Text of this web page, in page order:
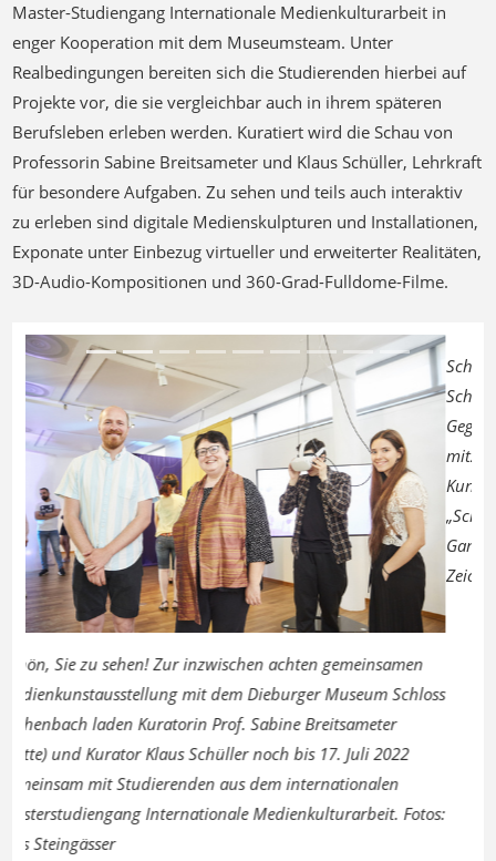
Master-Studiengang Internationale Medienkulturarbeit in
enger Kooperation mit dem Museumsteam. Unter
Realbedingungen bereiten sich die Studierenden hierbei auf
Projekte vor, die sie vergleichbar auch in ihrem späteren
Berufsleben erleben werden. Kuratiert wird die Schau von
Professorin Sabine Breitsameter und Klaus Schüller, Lehrkraft
für besondere Aufgaben. Zu sehen und teils auch interaktiv
zu erleben sind digitale Medienskulpturen und Installationen,
Exponate unter Einbezug virtueller und erweiterter Realitäten,
3D-Audio-Kompositionen und 360-Grad-Fulldome-Filme.
Zur inzwischen achten gemeinsamen
mit dem Dieburger Museum Schloss
Kuratorin Prof. Sabine Breitsameter
Klaus Schüller noch bis 17. Juli 2022
aus dem internationalen
Internationale Medienkulturarbeit. Fotos:
Schwing das Ding:
Schönheit der
Gegenwart“ lädt
mitzugestalten und
Kunstschaffenden in
„Schwung“ setzt
Gang, der die
Zeichnungen
Previous